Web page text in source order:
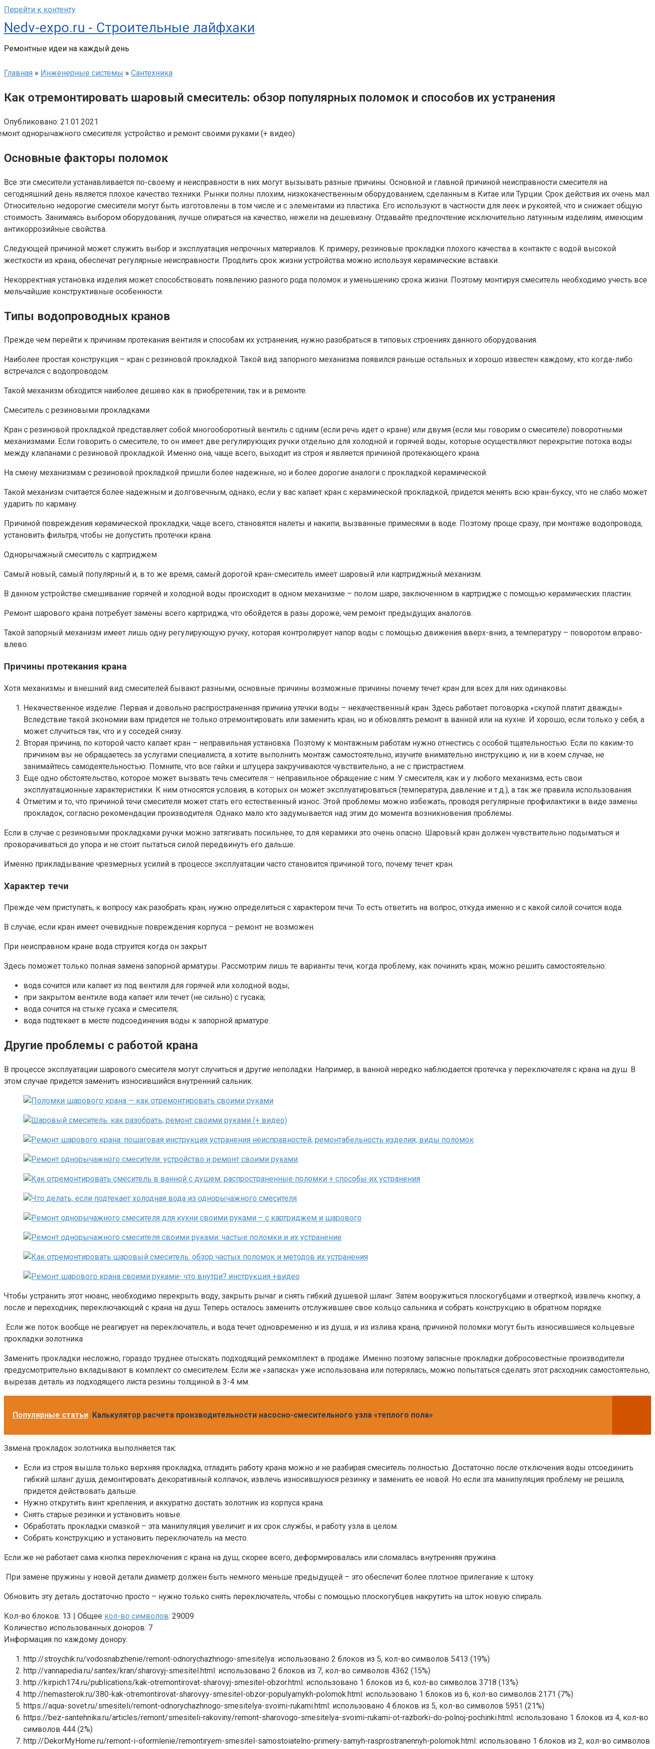
Перейти к контенту
Nedv-expo.ru - Строительные лайфхаки
Ремонтные идеи на каждый день
Главная » Инженерные системы » Сантехника
Как отремонтировать шаровый смеситель: обзор популярных поломок и способов их устранения
Опубликовано: 21.01.2021
Основные факторы поломок
Все эти смесители устанавливается по-своему и неисправности в них могут вызывать разные причины. Основной и главной причиной неисправности смесителя на
сегодняшний день является плохое качество техники. Рынки полны плохим, низкокачественным оборудованием, сделанным в Китае или Турции. Срок действия их очень мал.
Относительно недорогие смесители могут быть изготовлены в том числе и с элементами из пластика. Его используют в частности для леек и рукоятей, что и снижает общую
стоимость. Занимаясь выбором оборудования, лучше опираться на качество, нежели на дешевизну. Отдавайте предпочтение исключительно латунным изделиям, имеющим
антикоррозийные свойства.
Следующей причиной может служить выбор и эксплуатация непрочных материалов. К примеру, резиновые прокладки плохого качества в контакте с водой высокой
жесткости из крана, обеспечат регулярные неисправности. Продлить срок жизни устройства можно используя керамические вставки.
Некорректная установка изделия может способствовать появлению разного рода поломок и уменьшению срока жизни. Поэтому монтируя смеситель необходимо учесть все
мельчайшие конструктивные особенности.
Типы водопроводных кранов
Прежде чем перейти к причинам протекания вентиля и способам их устранения, нужно разобраться в типовых строениях данного оборудования.
Наиболее простая конструкция – кран с резиновой прокладкой. Такой вид запорного механизма появился раньше остальных и хорошо известен каждому, кто когда-либо
встречался с водопроводом.
Такой механизм обходится наиболее дешево как в приобретении, так и в ремонте.
Смеситель с резиновыми прокладками
Кран с резиновой прокладкой представляет собой многооборотный вентиль с одним (если речь идет о кране) или двумя (если мы говорим о смесителе) поворотными
механизмами. Если говорить о смесителе, то он имеет две регулирующих ручки отдельно для холодной и горячей воды, которые осуществляют перекрытие потока воды
между клапанами с резиновой прокладкой. Именно она, чаще всего, выходит из строя и является причиной протекающего крана.
На смену механизмам с резиновой прокладкой пришли более надежные, но и более дорогие аналоги с прокладкой керамической.
Такой механизм считается более надежным и долговечным, однако, если у вас капает кран с керамической прокладкой, придется менять всю кран-буксу, что не слабо может
ударить по карману.
Причиной повреждения керамической прокладки, чаще всего, становятся налеты и накипи, вызванные примесями в воде. Поэтому проще сразу, при монтаже водопровода,
установить фильтра, чтобы не допустить протечки крана.
Однорычажный смеситель с картриджем
Самый новый, самый популярный и, в то же время, самый дорогой кран-смеситель имеет шаровый или картриджный механизм.
В данном устройстве смешивание горячей и холодной воды происходит в одном механизме – полом шаре, заключенном в картридже с помощью керамических пластин.
Ремонт шарового крана потребует замены всего картриджа, что обойдется в разы дороже, чем ремонт предыдущих аналогов.
Такой запорный механизм имеет лишь одну регулирующую ручку, которая контролирует напор воды с помощью движения вверх-вниз, а температуру – поворотом вправо-
влево.
Причины протекания крана
Хотя механизмы и внешний вид смесителей бывают разными, основные причины возможные причины почему течет кран для всех для них одинаковы.
Некачественное изделие. Первая и довольно распространенная причина утечки воды – некачественный кран. Здесь работает поговорка «скупой платит дважды».
Вследствие такой экономии вам придется не только отремонтировать или заменить кран, но и обновлять ремонт в ванной или на кухне. И хорошо, если только у себя, а
может случиться так, что и у соседей снизу.
Вторая причина, по которой часто капает кран – неправильная установка. Поэтому к монтажным работам нужно отнестись с особой тщательностью. Если по каким-то
причинам вы не обращаетесь за услугами специалиста, а хотите выполнить монтаж самостоятельно, изучите внимательно инструкцию и, ни в коем случае, не
занимайтесь самодеятельностью. Помните, что все гайки и штуцера закручиваются чувствительно, а не с пристрастием.
Еще одно обстоятельство, которое может вызвать течь смесителя – неправильное обращение с ним. У смесителя, как и у любого механизма, есть свои
эксплуатационные характеристики. К ним относятся условия, в которых он может эксплуатироваться (температура, давление и т.д.), а так же правила использования.
Отметим и то, что причиной течи смесителя может стать его естественный износ. Этой проблемы можно избежать, проводя регулярные профилактики в виде замены
прокладок, согласно рекомендации производителя. Однако мало кто задумывается над этим до момента возникновения проблемы.
Если в случае с резиновыми прокладками ручки можно затягивать посильнее, то для керамики это очень опасно. Шаровый кран должен чувствительно подыматься и
проворачиваться до упора и не стоит пытаться силой передвинуть его дальше.
Именно прикладывание чрезмерных усилий в процессе эксплуатации часто становится причиной того, почему течет кран.
Характер течи
Прежде чем приступать, к вопросу как разобрать кран, нужно определиться с характером течи. То есть ответить на вопрос, откуда именно и с какой силой сочится вода.
В случае, если кран имеет очевидные повреждения корпуса – ремонт не возможен.
При неисправном кране вода струится когда он закрыт
Здесь поможет только полная замена запорной арматуры. Рассмотрим лишь те варианты течи, когда проблему, как починить кран, можно решить самостоятельно:
вода сочится или капает из под вентиля для горячей или холодной воды;
при закрытом вентиле вода капает или течет (не сильно) с гусака;
вода сочится на стыке гусака и смесителя;
вода подтекает в месте подсоединения воды к запорной арматуре.
Другие проблемы с работой крана
В процессе эксплуатации шарового смесителя могут случиться и другие неполадки. Например, в ванной нередко наблюдается протечка у переключателя с крана на душ. В
этом случае придется заменить износившийся внутренний сальник.
Чтобы устранить этот нюанс, необходимо перекрыть воду, закрыть рычаг и снять гибкий душевой шланг. Затем вооружиться плоскогубцами и отверткой, извлечь кнопку, а
после и переходник, переключающий с крана на душ. Теперь осталось заменить отслужившее свое кольцо сальника и собрать конструкцию в обратном порядке.
Если же поток вообще не реагирует на переключатель, и вода течет одновременно и из душа, и из излива крана, причиной поломки могут быть износившиеся кольцевые
прокладки золотника
Заменить прокладки несложно, гораздо труднее отыскать подходящий ремкомплект в продаже. Именно поэтому запасные прокладки добросовестные производители
предусмотрительно вкладывают в комплект со смесителем. Если же «запаска» уже использована или потерялась, можно попытаться сделать этот расходник самостоятельно,
вырезав деталь из подходящего листа резины толщиной в 3-4 мм.
Популярные статьи Калькулятор расчета производительности насосно-смесительного узла «теплого пола»
Замена прокладок золотника выполняется так:
Если из строя вышла только верхняя прокладка, отладить работу крана можно и не разбирая смеситель полностью. Достаточно после отключения воды отсоединить
гибкий шланг душа, демонтировать декоративный колпачок, извлечь износившуюся резинку и заменить ее новой. Но если эта манипуляция проблему не решила,
придется действовать дальше.
Нужно открутить винт крепления, и аккуратно достать золотник из корпуса крана.
Снять старые резинки и установить новые.
Обработать прокладки смазкой – эта манипуляция увеличит и их срок службы, и работу узла в целом.
Собрать конструкцию и установить переключатель на место.
Если же не работает сама кнопка переключения с крана на душ, скорее всего, деформировалась или сломалась внутренняя пружина.
При замене пружины у новой детали диаметр должен быть немного меньше предыдущей – это обеспечит более плотное прилегание к штоку
Обновить эту деталь достаточно просто – нужно только снять переключатель, чтобы с помощью плоскогубцев накрутить на шток новую спираль.
Кол-во блоков: 13 | Общее кол-во символов: 29009
Количество использованных доноров: 7
Информация по каждому донору:
http://stroychik.ru/vodosnabzhenie/remont-odnorychazhnogo-smesitelya: использовано 2 блоков из 5, кол-во символов 5413 (19%)
http://vannapedia.ru/santex/kran/sharovyj-smesitel.html: использовано 2 блоков из 7, кол-во символов 4362 (15%)
http://kirpich174.ru/publications/kak-otremontirovat-sharovyj-smesitel-obzor.html: использовано 1 блоков из 6, кол-во символов 3718 (13%)
http://nemasterok.ru/380-kak-otremontirovat-sharovyy-smesitel-obzor-populyarnykh-polomok.html: использовано 1 блоков из 6, кол-во символов 2171 (7%)
https://aqua-sovet.ru/smesiteli/remont-odnorychazhnogo-smesitelya-svoimi-rukami.html: использовано 4 блоков из 5, кол-во символов 5951 (21%)
https://bez-santehnika.ru/articles/remont/smesiteli-rakoviny/remont-sharovogo-smesitelya-svoimi-rukami-ot-razborki-do-polnoj-pochinki.html: использовано 1 блоков из 4, кол-во
символов 444 (2%)
http://DekorMyHome.ru/remont-i-oformlenie/remontiryem-smesitel-samostoiatelno-primery-samyh-rasprostranennyh-polomok.html: использовано 1 блоков из 2, кол-во символов